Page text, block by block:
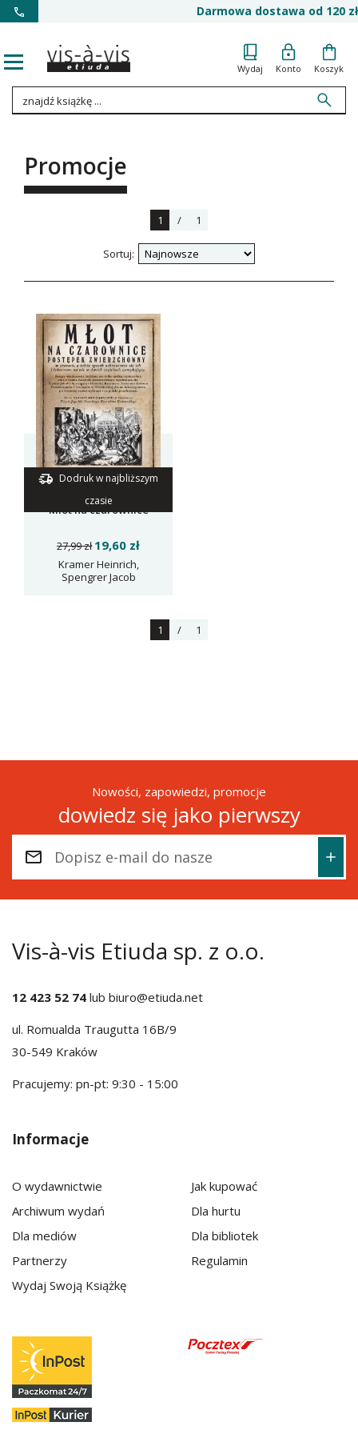
Darmowa dostawa od 120 zł
Wydaj Konto Koszyk
Promocje
1 / 1
Sortuj:
Dodruk w najbliższym
czasie
Młot na czarownice
27,99 zł 19,60 zł
Kramer Heinrich,
Spengrer Jacob
1 / 1
Nowości, zapowiedzi, promocje
dowiedz się jako pierwszy
Vis-à-vis Etiuda sp. z o.o.
12 423 52 74 lub biuro@etiuda.net
ul. Romualda Traugutta 16B/9
30-549 Kraków
Pracujemy: pn-pt: 9:30 - 15:00
Informacje
O wydawnictwie
Archiwum wydań
Dla mediów
Partnerzy
Wydaj Swoją Książkę
Jak kupować
Dla hurtu
Dla bibliotek
Regulamin